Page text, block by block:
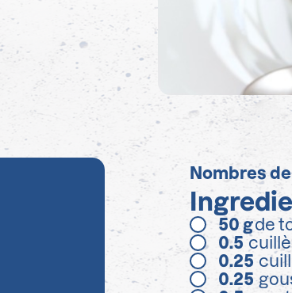
Nombres
50 gde
0.5
0.25
0.25